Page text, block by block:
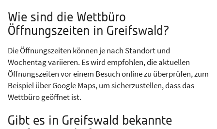
Wie sind die Wettbüro
Öffnungszeiten in Greifswald?
Die Öffnungszeiten können je nach Standort und
Wochentag variieren. Es wird empfohlen, die aktuellen
Öffnungszeiten vor einem Besuch online zu überprüfen, zum
Beispiel über Google Maps, um sicherzustellen, dass das
Wettbüro geöffnet ist.
Gibt es in Greifswald bekannte